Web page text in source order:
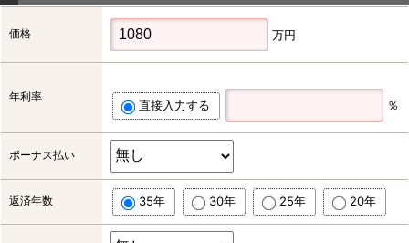
価格 万円
年利率
直接入力する ％
ボーナス払い
返済年数 35年 30年 25年 20年